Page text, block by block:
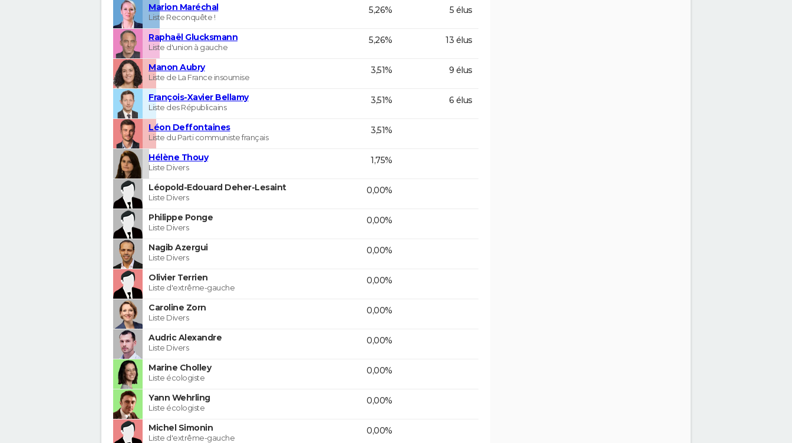
Marion Maréchal
Liste Reconquête !
5,26% 5 élus
Raphaël Glucksmann
Liste d'union à gauche
5,26% 13 élus
Manon Aubry
Liste de La France insoumise
3,51% 9 élus
François-Xavier Bellamy
Liste des Républicains
3,51% 6 élus
Léon Deffontaines
Liste du Parti communiste français
3,51%
Hélène Thouy
Liste Divers
1,75%
Léopold-Edouard Deher-Lesaint
Liste Divers
0,00%
Philippe Ponge
Liste Divers
0,00%
Nagib Azergui
Liste Divers
0,00%
Olivier Terrien
Liste d'extrême-gauche
0,00%
Caroline Zorn
Liste Divers
0,00%
Audric Alexandre
Liste Divers
0,00%
Marine Cholley
Liste écologiste
0,00%
Yann Wehrling
Liste écologiste
0,00%
Michel Simonin
Liste d'extrême-gauche
0,00%